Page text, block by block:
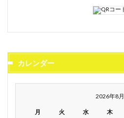
カレンダー
2026年8月
月 火 水 木